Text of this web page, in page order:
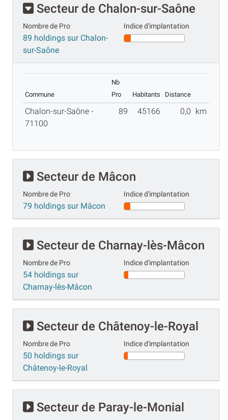
Secteur de Chalon-sur-Saône
Nombre de Pro
89 holdings sur Chalon-
sur-Saône
Indice d'implantation
Commune
Nb
Pro
Habitants Distance
Chalon-sur-Saône -
71100
89 45166 0,0 km
Secteur de Mâcon
Nombre de Pro
79 holdings sur Mâcon
Indice d'implantation
Secteur de Charnay-lès-Mâcon
Nombre de Pro
54 holdings sur
Charnay-lès-Mâcon
Indice d'implantation
Secteur de Châtenoy-le-Royal
Nombre de Pro
50 holdings sur
Châtenoy-le-Royal
Indice d'implantation
Secteur de Paray-le-Monial